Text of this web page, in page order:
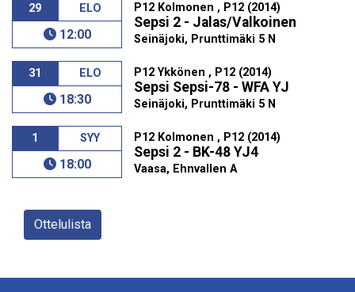
29 ELO
12:00
P12 Kolmonen , P12 (2014)
Sepsi 2 - Jalas/Valkoinen
Seinäjoki, Prunttimäki 5 N
31 ELO
18:30
P12 Ykkönen , P12 (2014)
Sepsi Sepsi-78 - WFA YJ
Seinäjoki, Prunttimäki 5 N
1 SYY
18:00
P12 Kolmonen , P12 (2014)
Sepsi 2 - BK-48 YJ4
Vaasa, Ehnvallen A
Ottelulista